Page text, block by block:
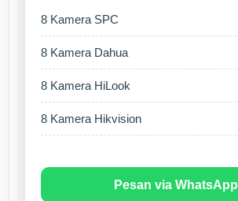
8 Kamera SPC
8 Kamera Dahua
8 Kamera HiLook
8 Kamera Hikvision
Pesan via WhatsApp